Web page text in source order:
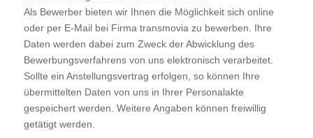
Als Bewerber bieten wir Ihnen die Möglichkeit sich online
oder per E-Mail bei Firma transmovia zu bewerben. Ihre
Daten werden dabei zum Zweck der Abwicklung des
Bewerbungsverfahrens von uns elektronisch verarbeitet.
Sollte ein Anstellungsvertrag erfolgen, so können Ihre
übermittelten Daten von uns in Ihrer Personalakte
gespeichert werden. Weitere Angaben können freiwillig
getätigt werden.